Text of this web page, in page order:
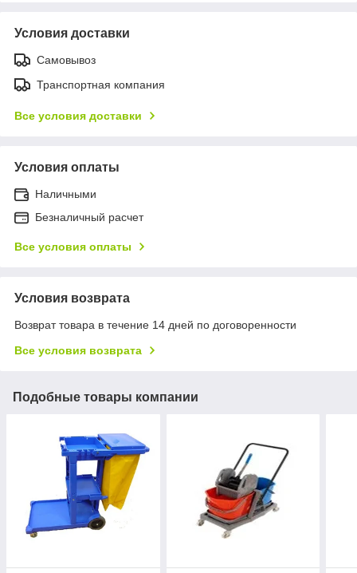
Условия доставки
Самовывоз
Транспортная компания
Все условия доставки
Условия оплаты
Наличными
Безналичный расчет
Все условия оплаты
Условия возврата
Возврат товара в течение 14 дней по договоренности
Все условия возврата
Подобные товары компании